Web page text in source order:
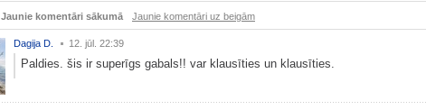
Jaunie komentāri sākumā Jaunie komentāri uz beigām
Dagija D. 12. jūl. 22:39
Paldies. šis ir superīgs gabals!! var klausīties un klausīties.